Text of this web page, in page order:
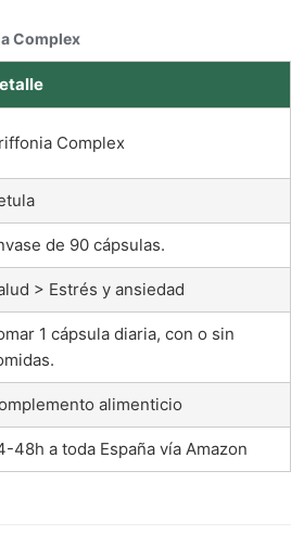
Complex
Complex
de 90 cápsulas.
> Estrés y ansiedad
1 cápsula diaria, con o sin
alimenticio
48h a toda España vía Amazon